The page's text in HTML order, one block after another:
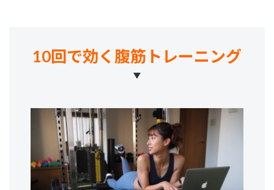
10回で効く腹筋トレーニング